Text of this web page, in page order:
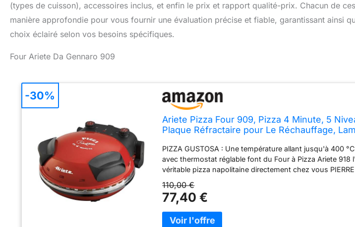
(types de cuisson), accessoires inclus, et enfin le prix et rapport qualité-prix. Chacun de
manière approfondie pour vous fournir une évaluation précise et fiable, garantissant ainsi
choix éclairé selon vos besoins spécifiques.
Four Ariete Da Gennaro 909
Ariete Pizza Four 909, Pizza 4 Minute, 5
Plaque Réfractaire pour Le Réchauffage,
PIZZA GUSTOSA : Une température allant jusqu'à 400
avec thermostat réglable font du Four à Pizza Ariete 918
véritable pizza napolitaine directement chez vous PIERRE
réfractaire assure une cuisson rapide, constante et
INOXYDABLE : Avec les palettes en acier inoxydable, le
simplifiera vos préparations; utilisez-les pour déplacer la
facilement 5 NIVEAUX DE CUISSON : le thermostat
110,00 €
77,40 €
-30%